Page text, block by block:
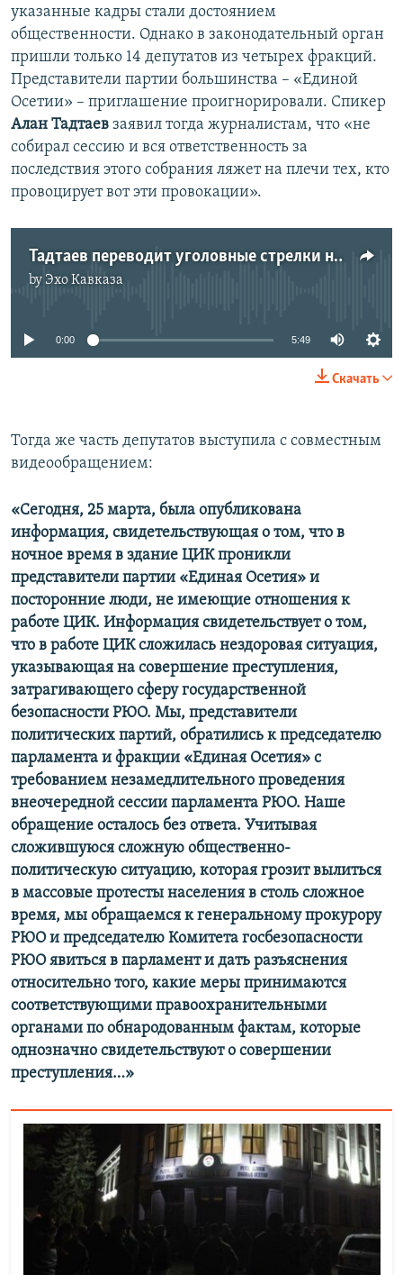
указанные кадры стали достоянием
общественности. Однако в законодательный орган
пришли только 14 депутатов из четырех фракций.
Представители партии большинства – «Единой
Осетии» – приглашение проигнорировали. Спикер
Алан Тадтаев заявил тогда журналистам, что «не
собирал сессию и вся ответственность за
последствия этого собрания ляжет на плечи тех, кто
провоцирует вот эти провокации».
Тадтаев переводит уголовные стрелки на оппонентов
by Эхо Кавказа
0:00 5:49
Скачать
Тогда же часть депутатов выступила с совместным
видеообращением:
«Сегодня, 25 марта, была опубликована
информация, свидетельствующая о том, что в
ночное время в здание ЦИК проникли
представители партии «Единая Осетия» и
посторонние люди, не имеющие отношения к
работе ЦИК. Информация свидетельствует о том,
что в работе ЦИК сложилась нездоровая ситуация,
указывающая на совершение преступления,
затрагивающего сферу государственной
безопасности РЮО. Мы, представители
политических партий, обратились к председателю
парламента и фракции «Единая Осетия» с
требованием незамедлительного проведения
внеочередной сессии парламента РЮО. Наше
обращение осталось без ответа. Учитывая
сложившуюся сложную общественно-
политическую ситуацию, которая грозит вылиться
в массовые протесты населения в столь сложное
время, мы обращаемся к генеральному прокурору
РЮО и председателю Комитета госбезопасности
РЮО явиться в парламент и дать разъяснения
относительно того, какие меры принимаются
соответствующими правоохранительными
органами по обнародованным фактам, которые
однозначно свидетельствуют о совершении
преступления…»